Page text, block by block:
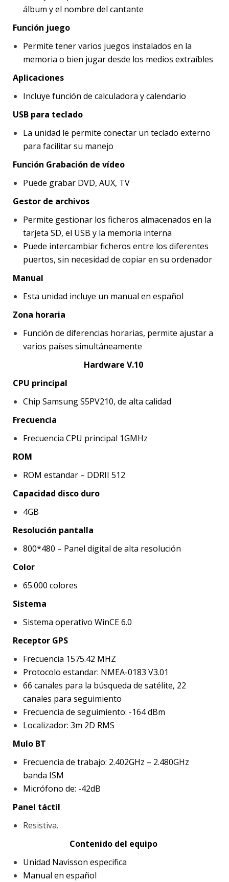
álbum y el nombre del cantante
Función juego
Permite tener varios juegos instalados en la
memoria o bien jugar desde los medios extraíbles
Aplicaciones
Incluye función de calculadora y calendario
USB para teclado
La unidad le permite conectar un teclado externo
para facilitar su manejo
Función Grabación de vídeo
Puede grabar DVD, AUX, TV
Gestor de archivos
Permite gestionar los ficheros almacenados en la
tarjeta SD, el USB y la memoria interna
Puede intercambiar ficheros entre los diferentes
puertos, sin necesidad de copiar en su ordenador
Manual
Esta unidad incluye un manual en español
Zona horaria
Función de diferencias horarias, permite ajustar a
varios países simultáneamente
Hardware V.10
CPU principal
Chip Samsung S5PV210, de alta calidad
Frecuencia
Frecuencia CPU principal 1GMHz
ROM
ROM estandar – DDRII 512
Capacidad disco duro
4GB
Resolución pantalla
800*480 – Panel digital de alta resolución
Color
65.000 colores
Sistema
Sistema operativo WinCE 6.0
Receptor GPS
Frecuencia 1575.42 MHZ
Protocolo estandar: NMEA-0183 V3.01
66 canales para la búsqueda de satélite, 22
canales para seguimiento
Frecuencia de seguimiento: -164 dBm
Localizador: 3m 2D RMS
Mulo BT
Frecuencia de trabajo: 2.402GHz – 2.480GHz
banda ISM
Micrófono de: -42dB
Panel táctil
Resistiva.
Contenido del equipo
Unidad Navisson especifica
Manual en español